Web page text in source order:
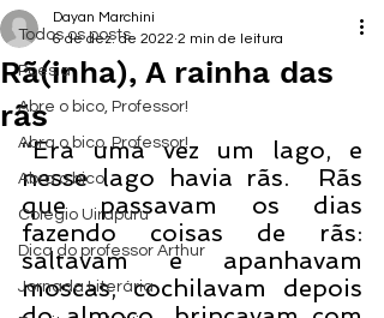
Todos os posts
Poesia
Abre o bico, Professor!
Abra o bico, Professor!
Abra o bico!
Colégio Uirapuru
Dica do professor Arthur
Jornada Literária
Rã(inha), A rainha das
rãs
Dayan Marchini
6 de dez. de 2022 2 min de leitura
“Era uma vez um lago, e
nesse lago havia rãs.  Rãs
que passavam os dias
fazendo coisas de rãs:
saltavam e apanhavam
moscas, cochilavam depois